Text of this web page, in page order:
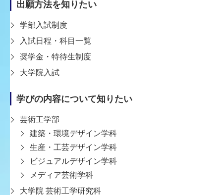
出願方法を知りたい
学部入試制度
入試日程・科目一覧
奨学金・特待生制度
大学院入試
学びの内容について知りたい
芸術工学部
建築・環境デザイン学科
生産・工芸デザイン学科
ビジュアルデザイン学科
メディア芸術学科
大学院 芸術工学研究科
ことを目指してきました。
ところが、今や「工学」が相手にするはずの「社会」は
大小さまざまでその種類も常に増え続けています。
他方、「芸術」は「個人」の身体や心をふるわせ活性化
させる大切な営為であり続けました。
しかしその「個人」も、スマホを手放せない人が増えて
いることからもわかるように、
「社会」から独立した「個人」でいられる時間が限られ
てきています。
「芸術」が対象としてきた独立した「個人」というあり
方が珍しくなってきているのです。